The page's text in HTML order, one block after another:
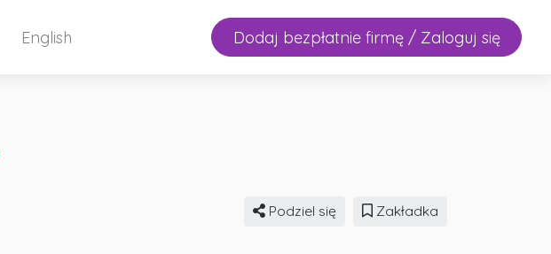
English Dodaj bezpłatnie firmę / Zaloguj się
Podziel się Zakładka